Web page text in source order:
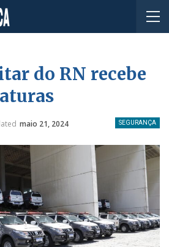
do RN recebe
SEGURANÇA
maio 21, 2024